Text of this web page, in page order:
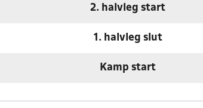
2. halvleg start
1. halvleg slut
Kamp start